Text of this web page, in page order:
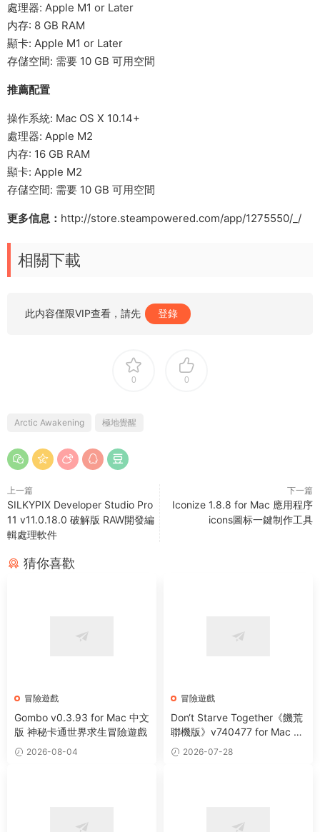
處理器: Apple M1 or Later
内存: 8 GB RAM
顯卡: Apple M1 or Later
存儲空間: 需要 10 GB 可用空間
推薦配置
操作系統: Mac OS X 10.14+
處理器: Apple M2
内存: 16 GB RAM
顯卡: Apple M2
存儲空間: 需要 10 GB 可用空間
更多信息： http://store.steampowered.com/app/1275550/_/
相關下載
此内容僅限VIP查看，請先 登錄
0 0
Arctic Awakening 極地覺醒
上一篇
SILKYPIX Developer Studio Pro
11 v11.0.18.0 破解版 RAW開發編
輯處理軟件
下一篇
Iconize 1.8.8 for Mac 應用程序
icons圖标一鍵制作工具
猜你喜歡
冒險遊戲
Gombo v0.3.93 for Mac 中文
版 神秘卡通世界求生冒險遊戲
2026-08-04
冒險遊戲
Don‘t Starve Together《饑荒
聯機版》v740477 for Mac 中
文版 多人合作原生态荒野生存
遊戲
2026-07-28